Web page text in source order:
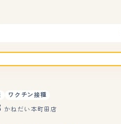
ワクチン接種
かねだい本町田店